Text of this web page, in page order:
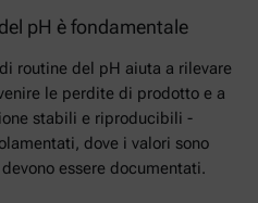
pH è fondamentale
routine del pH aiuta a rilevare
le perdite di prodotto e a
stabili e riproducibili -
dove i valori sono
essere documentati.